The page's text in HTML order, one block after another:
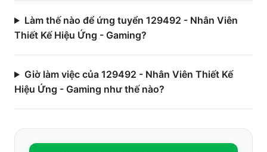
Làm thế nào để ứng tuyển 129492 - Nhân Viên
Thiết Kế Hiệu Ứng - Gaming?
Giờ làm việc của 129492 - Nhân Viên Thiết Kế
Hiệu Ứng - Gaming như thế nào?